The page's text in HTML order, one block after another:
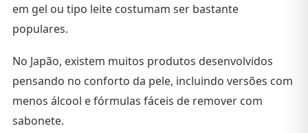
em gel ou tipo leite costumam ser bastante
populares.
No Japão, existem muitos produtos desenvolvidos
pensando no conforto da pele, incluindo versões com
menos álcool e fórmulas fáceis de remover com
sabonete.